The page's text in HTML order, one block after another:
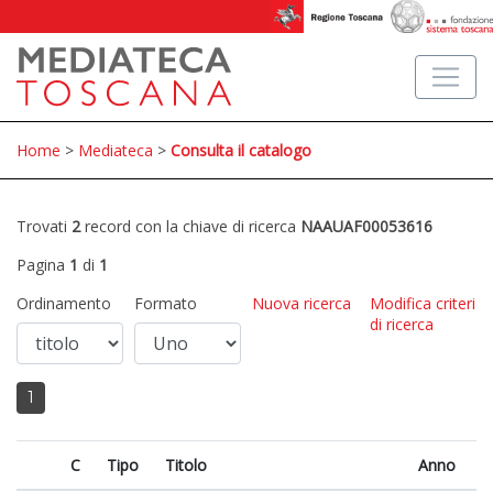
Home > Mediateca > Consulta il catalogo
Trovati 2record con la chiave di ricerca NAAUAF00053616
Pagina 1 di 1
Ordinamento
Formato Nuova ricerca
Modifica criteri
di ricerca
1
C Tipo Titolo Anno